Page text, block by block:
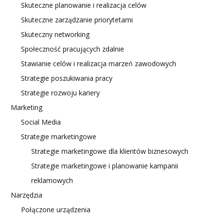
Skuteczne planowanie i realizacja celów
Skuteczne zarządzanie priorytetami
Skuteczny networking
Społeczność pracujących zdalnie
Stawianie celów i realizacja marzeń zawodowych
Strategie poszukiwania pracy
Strategie rozwoju kariery
Marketing
Social Media
Strategie marketingowe
Strategie marketingowe dla klientów biznesowych
Strategie marketingowe i planowanie kampanii
reklamowych
Narzędzia
Połączone urządzenia